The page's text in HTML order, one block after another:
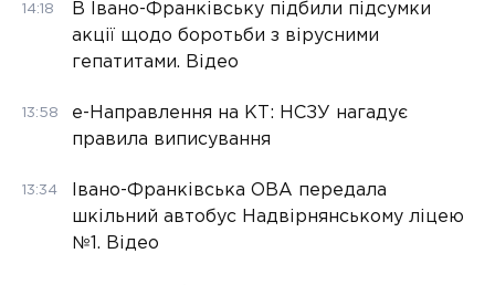
14:18
В Івано-Франківську підбили підсумки
акції щодо боротьби з вірусними
гепатитами. Відео
13:58
е-Направлення на КТ: НСЗУ нагадує
правила виписування
13:34
Івано-Франківська ОВА передала
шкільний автобус Надвірнянському ліцею
№1. Відео